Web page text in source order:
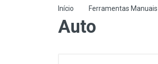
Acessórios / Consumíveis
Agricultura e Jardim
Início Ferramentas Manuais
Auto